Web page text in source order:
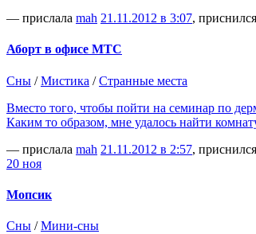
— прислала mah 21.11.2012 в 3:07,
Аборт в офисе МТС
Сны /Мистика /Странные места
Вместо того, чтобы пойти на семинар по
Каким то образом, мне удалось найти
— прислала mah 21.11.2012 в 2:57,
20 ноя
Мопсик
Сны /Мини-сны